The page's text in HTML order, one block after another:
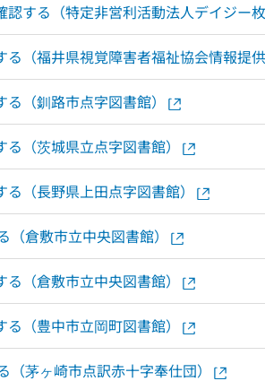
する（特定非営利活動法人デイジー枚
（福井県視覚障害者福祉協会情報提供
（釧路市点字図書館）
（茨城県立点字図書館）
（長野県上田点字図書館）
倉敷市立中央図書館）
（倉敷市立中央図書館）
（豊中市立岡町図書館）
茅ヶ崎市点訳赤十字奉仕団）